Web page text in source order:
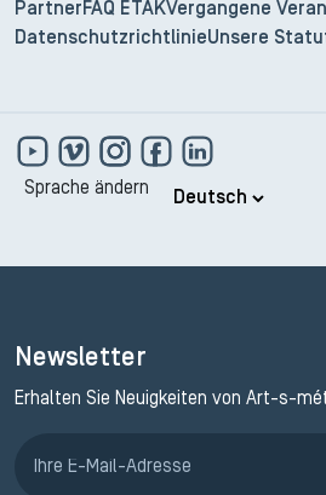
Partner FAQ ETAKVergangene
DatenschutzrichtlinieUnsere
Sprache ändern
Newsletter
Erhalten Sie Neuigkeiten von Art-s-